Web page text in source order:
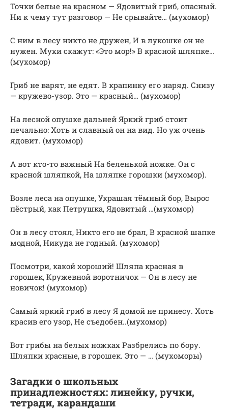
Точки белые на красном — Ядовитый гриб, опасный.
Ни к чему тут разговор — Не срывайте… (мухомор)
С ним в лесу никто не дружен, И в лукошке он не
нужен. Мухи скажут: «Это мор!» В красной шляпке…
(мухомор)
Гриб не варят, не едят. В крапинку его наряд. Снизу
— кружево-узор. Это — красный… (мухомор)
На лесной опушке дальней Яркий гриб стоит
печально: Хоть и славный он на вид. Но уж очень
ядовит. (мухомор)
А вот кто-то важный На беленькой ножке. Он с
красной шляпкой, На шляпке горошки (мухомор).
Возле леса на опушке, Украшая тёмный бор, Вырос
пёстрый, как Петрушка, Ядовитый …(мухомор)
Он в лесу стоял, Никто его не брал, В красной шапке
модной, Никуда не годный. (мухомор)
Посмотри, какой хороший! Шляпа красная в
горошек, Кружевной воротничок — Он в лесу не
новичок! (мухомор)
Самый яркий гриб в лесу Я домой не принесу. Хоть
красив его узор, Не съедобен..(мухомор)
Вот грибы на белых ножках Разбрелись по бору.
Шляпки красные, в горошек. Это — … (мухоморы)
Загадки о школьных
принадлежностях: линейку, ручки,
тетради, карандаши